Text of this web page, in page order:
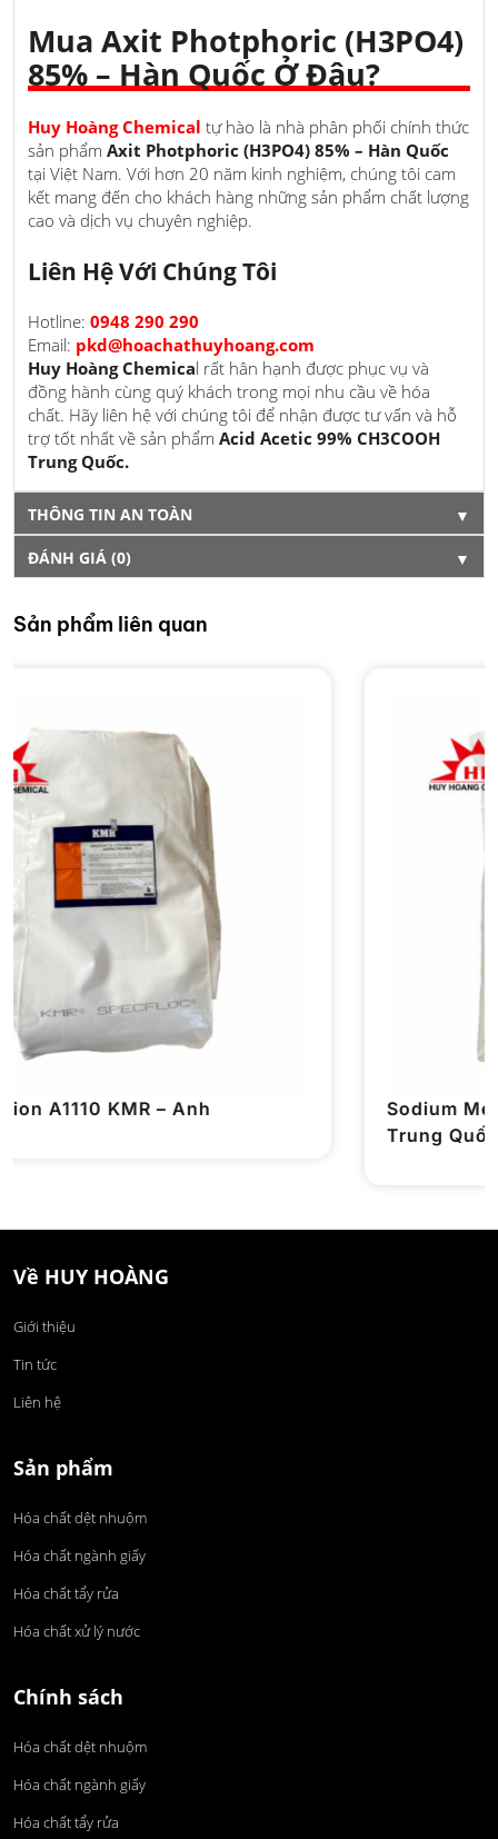
Mua Axit Photphoric (H3PO4)
85% – Hàn Quốc Ở Đâu?
Huy Hoàng Chemical tự hào là nhà phân phối chính thức
sản phẩm Axit Photphoric (H3PO4) 85% – Hàn Quốc
tại Việt Nam. Với hơn 20 năm kinh nghiệm, chúng tôi cam
kết mang đến cho khách hàng những sản phẩm chất lượng
cao và dịch vụ chuyên nghiệp.
Liên Hệ Với Chúng Tôi
Hotline: 0948 290 290
Email: pkd@hoachathuyhoang.com
Huy Hoàng Chemical rất hân hạnh được phục vụ và
đồng hành cùng quý khách trong mọi nhu cầu về hóa
chất. Hãy liên hệ với chúng tôi để nhận được tư vấn và hỗ
trợ tốt nhất về sản phẩm Acid Acetic 99% CH3COOH
Trung Quốc.
THÔNG TIN AN TOÀN ▼
ĐÁNH GIÁ (0) ▼
Sản phẩm liên quan
Sodium Metabisulfite 99% Na2S2O5 –
Về HUY HOÀNG
Giới thiệu
Tin tức
Liên hệ
Sản phẩm
Hóa chất dệt nhuộm
Hóa chất ngành giấy
Hóa chất tẩy rửa
Hóa chất xử lý nước
Chính sách
Hóa chất dệt nhuộm
Hóa chất ngành giấy
Hóa chất tẩy rửa